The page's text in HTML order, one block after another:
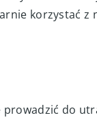
to
korzystać z